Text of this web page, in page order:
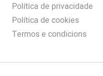
Política de privacidade
Política de cookies
Termos e condicions